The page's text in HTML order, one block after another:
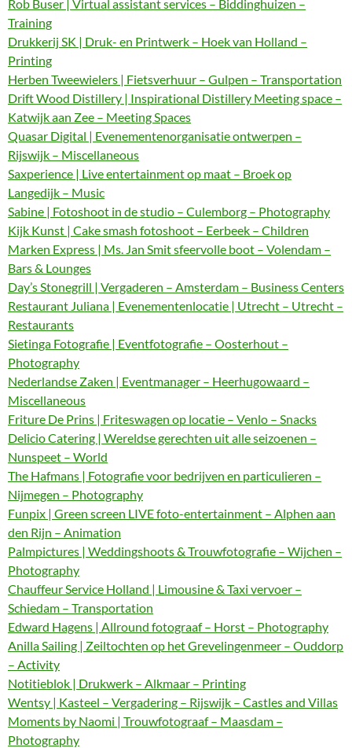
Rob Buser | Virtual assistant services – Biddinghuizen –
Training
Drukkerij SK | Druk- en Printwerk – Hoek van Holland –
Printing
Herben Tweewielers | Fietsverhuur – Gulpen – Transportation
Drift Wood Distillery | Inspirational Distillery Meeting space –
Katwijk aan Zee – Meeting Spaces
Quasar Digital | Evenementenorganisatie ontwerpen –
Rijswijk – Miscellaneous
Saxperience | Live entertainment op maat – Broek op
Langedijk – Music
Sabine | Fotoshoot in de studio – Culemborg – Photography
Kijk Kunst | Cake smash fotoshoot – Eerbeek – Children
Marken Express | Ms. Jan Smit sfeervolle boot – Volendam –
Bars & Lounges
Day’s Stonegrill | Vergaderen – Amsterdam – Business Centers
Restaurant Juliana | Evenementenlocatie | Utrecht – Utrecht –
Restaurants
Sietinga Fotografie | Eventfotografie – Oosterhout –
Photography
Nederlandse Zaken | Eventmanager – Heerhugowaard –
Miscellaneous
Friture De Prins | Friteswagen op locatie – Venlo – Snacks
Delicio Catering | Wereldse gerechten uit alle seizoenen –
Nunspeet – World
The Hafmans | Fotografie voor bedrijven en particulieren –
Nijmegen – Photography
Funpix | Green screen LIVE foto-entertainment – Alphen aan
den Rijn – Animation
Palmpictures | Weddingshoots & Trouwfotografie – Wijchen –
Photography
Chauffeur Service Holland | Limousine & Taxi vervoer –
Schiedam – Transportation
Edward Hagens | Allround fotograaf – Horst – Photography
Anilla Sailing | Zeiltochten op het Grevelingenmeer – Ouddorp
– Activity
Notitieblok | Drukwerk – Alkmaar – Printing
Wentsy | Kasteel – Vergadering – Rijswijk – Castles and Villas
Moments by Naomi | Trouwfotograaf – Maasdam –
Photography